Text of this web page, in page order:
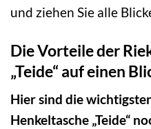
und ziehen Sie alle
Die Vorteile der
„Teide“ auf einen
Hier sind die
Henkeltasche „Teide“